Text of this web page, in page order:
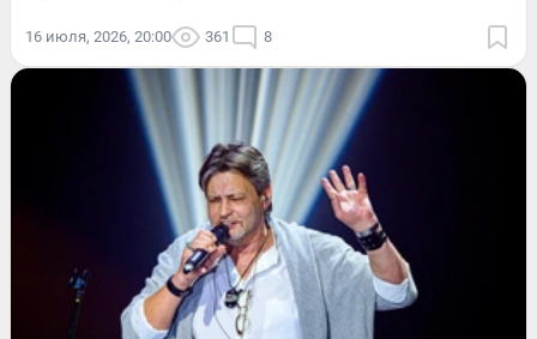
16 июля, 2026, 20:00 361 8